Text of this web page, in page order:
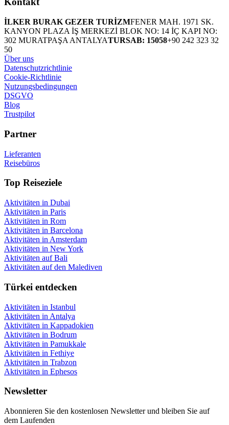
İLKER BURAK GEZER TURİZMFENER MAH. 1971 SK.
KANYON PLAZA İŞ MERKEZİ BLOK NO: 14 İÇ KAPI NO:
302 MURATPAŞA ANTALYATURSAB: 15058+90 242 323 32
50
Über uns
Datenschutzrichtlinie
Cookie-Richtlinie
Nutzungsbedingungen
DSGVO
Blog
Trustpilot
Partner
Lieferanten
Reisebüros
Top Reiseziele
Aktivitäten in Dubai
Aktivitäten in Paris
Aktivitäten in Rom
Aktivitäten in Barcelona
Aktivitäten in Amsterdam
Aktivitäten in New York
Aktivitäten auf Bali
Aktivitäten auf den Malediven
Türkei entdecken
Aktivitäten in Istanbul
Aktivitäten in Antalya
Aktivitäten in Kappadokien
Aktivitäten in Bodrum
Aktivitäten in Pamukkale
Aktivitäten in Fethiye
Aktivitäten in Trabzon
Aktivitäten in Ephesos
Newsletter
Abonnieren Sie den kostenlosen Newsletter und bleiben Sie auf
dem Laufenden